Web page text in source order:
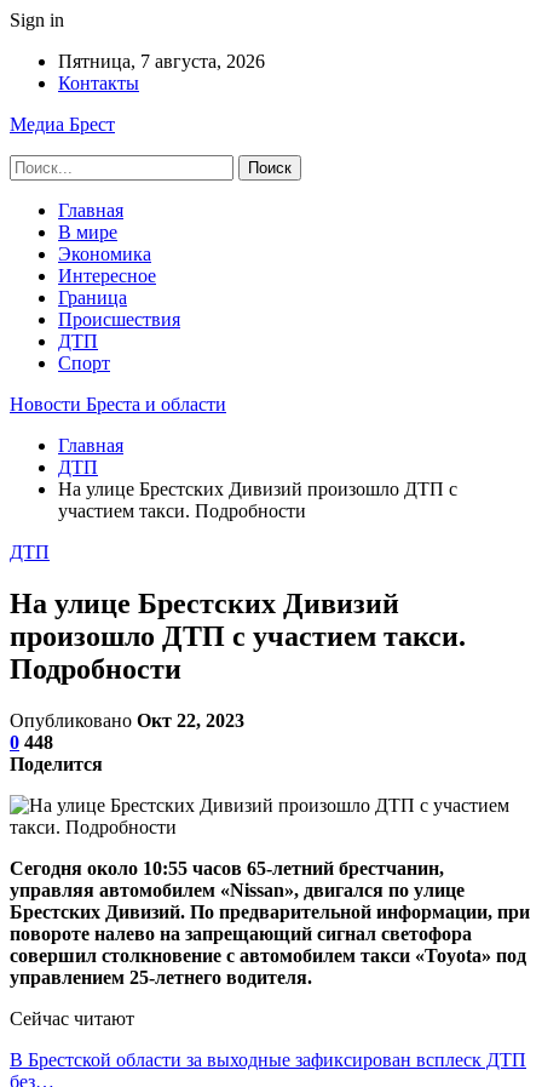
Sign in
Пятница, 7 августа, 2026
Контакты
Медиа Брест
Главная
В мире
Экономика
Интересное
Граница
Происшествия
ДТП
Спорт
Новости Бреста и области
Главная
ДТП
На улице Брестских Дивизий произошло ДТП с
участием такси. Подробности
ДТП
На улице Брестских Дивизий
произошло ДТП с участием такси.
Подробности
Опубликовано Окт 22, 2023
0 448
Поделится
Сегодня около 10:55 часов 65-летний брестчанин,
управляя автомобилем «Nissan», двигался по улице
Брестских Дивизий. По предварительной информации, при
повороте налево на запрещающий сигнал светофора
совершил столкновение с автомобилем такси «Toyota» под
управлением 25-летнего водителя.
Сейчас читают
В Брестской области за выходные зафиксирован всплеск ДТП
без…